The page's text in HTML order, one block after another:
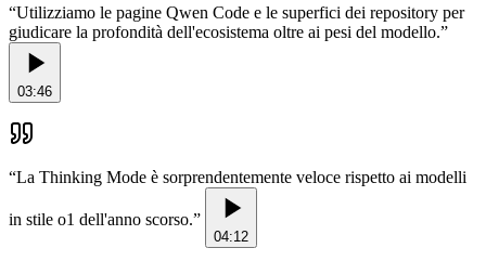
“Utilizziamo le pagine Qwen Code e le superfici dei repository per
giudicare la profondità dell'ecosistema oltre ai pesi del modello.”
03:46
“La Thinking Mode è sorprendentemente veloce rispetto ai modelli
in stile o1 dell'anno scorso.”
04:12